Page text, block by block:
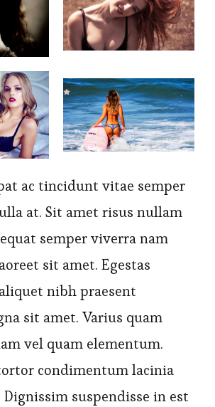
ac tincidunt vitae semper
at. Sit amet risus nullam
semper viverra nam
sit amet. Egestas
nibh praesent
sit amet. Varius quam
vel quam elementum.
condimentum lacinia
Dignissim suspendisse in est